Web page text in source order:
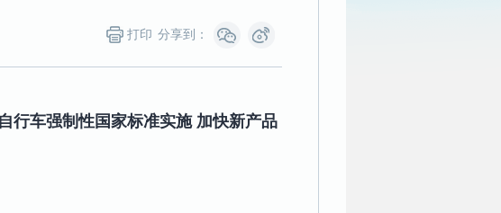
打印 分享到：
行车强制性国家标准实施 加快新产品